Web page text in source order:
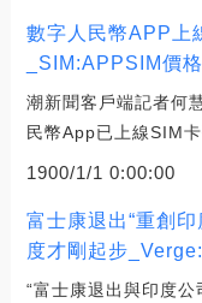
數字人民幣APP上
_SIM:APPSIM價格
潮新聞客戶端記者何
民幣App已上線SIM
1900/1/1 0:00:00
富士康退出“重創
度才剛起步
“富士康退出與印度